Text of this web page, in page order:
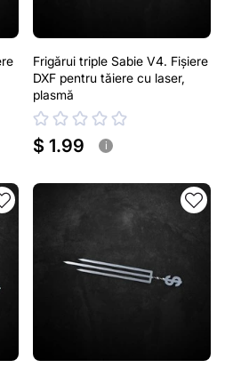
Frigărui triple Sabie V4. Fișiere
DXF pentru tăiere cu laser,
plasmă
$ 1.99 i